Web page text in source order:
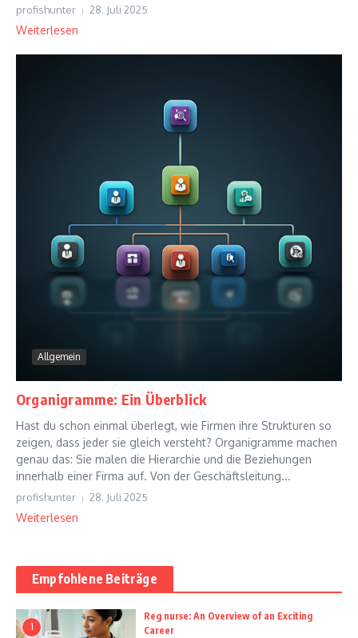
profishunter 28. Juli 2025
Weiterlesen
Allgemein
Organigramme: Ein Überblick
Hast du schon einmal überlegt, wie Firmen ihre Strukturen so
zeigen, dass jeder sie gleich versteht? Organigramme machen
genau das: Sie malen die Hierarchie und die Beziehungen
innerhalb einer Firma auf. Von der Geschäftsleitung...
profishunter 28. Juli 2025
Weiterlesen
Empfohlene Beiträge
1
Reg nurse: An Overview of an Exciting
Career